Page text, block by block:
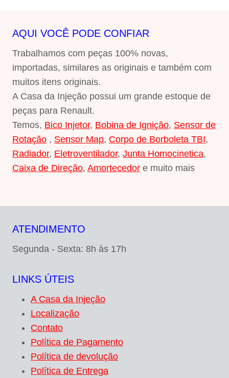
AQUI VOCÊ PODE CONFIAR
Trabalhamos com peças 100% novas,
importadas, similares as originais e também com
muitos itens originais.
A Casa da Injeção possui um grande estoque de
peças para Renault.
Temos, Bico Injetor, Bobina de Ignição, Sensor de
Rotação , Sensor Map, Corpo de Borboleta TBI,
Radiador, Eletroventilador, Junta Homocinetica,
Caixa de Direção, Amortecedor e muito mais
ATENDIMENTO
Segunda - Sexta: 8h às 17h
LINKS ÚTEIS
A Casa da Injeção
Localização
Contato
Política de Pagamento
Política de devolução
Política de Entrega